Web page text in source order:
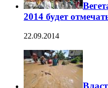
2014 будет
22.09.2014